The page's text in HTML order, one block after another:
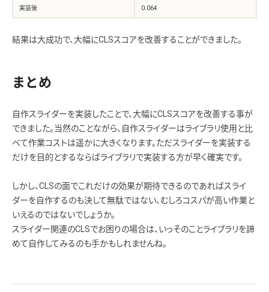
実装後 0.064
結果は大成功で、大幅にCLSスコアを改善することができました。
まとめ
自作スライダーを実装したことで、大幅にCLSスコアを改善する事が
できました。当然のことながら、自作スライダーはライブラリ使用と比
べて作業コストは遥かに大きくなります。ただスライダーを実装する
だけを目的とするならばライブラリで実装する方が早く確実です。
しかし、CLSの面でこれだけの効果が期待できるのであればスライ
ダーを自作するのも決して無駄ではない、むしろコスパが高い作業と
いえるのではないでしょうか。
スライダー関連のCLSでお困りの場合は、いっそのことライブラリを諦
めて自作してみるのも手かもしれませんね。